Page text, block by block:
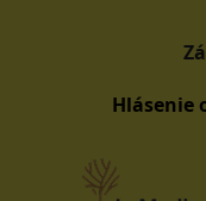
Hlásenie